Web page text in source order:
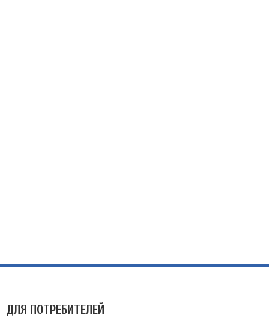
ДЛЯ ПОТРЕБИТЕЛЕЙ